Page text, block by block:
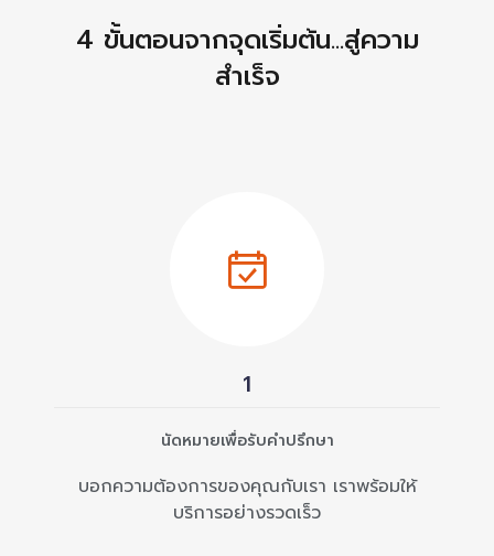
4 ขั้นตอนจากจุดเริ่มต้น...สู่ความ
สำเร็จ
1
นัดหมายเพื่อรับคำปรึกษา
บอกความต้องการของคุณกับเรา เราพร้อมให้
บริการอย่างรวดเร็ว